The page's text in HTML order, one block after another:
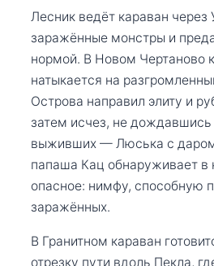
Лесник ведёт караван
заражённые монстры и
нормой. В Новом Чертаново
натыкается на
Острова направил элиту и
затем исчез, не
выживших — Люська с
папаша Кац обнаруживает в
опасное: нимфу, способную
заражённых.
В Гранитном караван
отрезку пути вдоль Пекла,